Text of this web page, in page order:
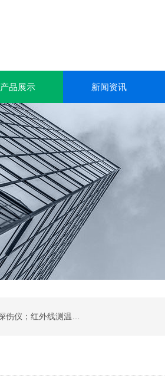
产品展示 新闻资讯